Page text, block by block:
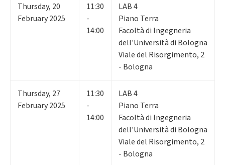
Thursday, 20
February 2025
11:30
-
14:00
LAB 4
Piano Terra
Facoltà di Ingegneria
dell'Università di Bologna
Viale del Risorgimento, 2
- Bologna
Thursday, 27
February 2025
11:30
-
14:00
LAB 4
Piano Terra
Facoltà di Ingegneria
dell'Università di Bologna
Viale del Risorgimento, 2
- Bologna